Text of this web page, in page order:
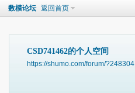
数模论坛 返回首页
CSD741462的个人空间
https://shumo.com/forum/?248304